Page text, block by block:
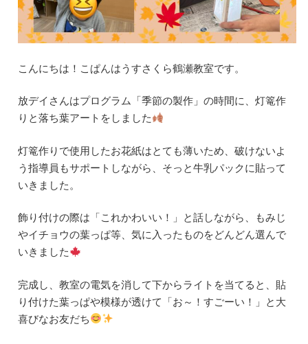
こんにちは！こぱんはうすさくら鶴瀬教室です。
放デイさんはプログラム「季節の製作」の時間に、灯篭作
りと落ち葉アートをしました
灯篭作りで使用したお花紙はとても薄いため、破けないよ
う指導員もサポートしながら、そっと牛乳パックに貼って
いきました。
飾り付けの際は「これかわいい！」と話しながら、もみじ
やイチョウの葉っぱ等、気に入ったものをどんどん選んで
いきました
完成し、教室の電気を消して下からライトを当てると、貼
り付けた葉っぱや模様が透けて「お～！すごーい！」と大
喜びなお友だち